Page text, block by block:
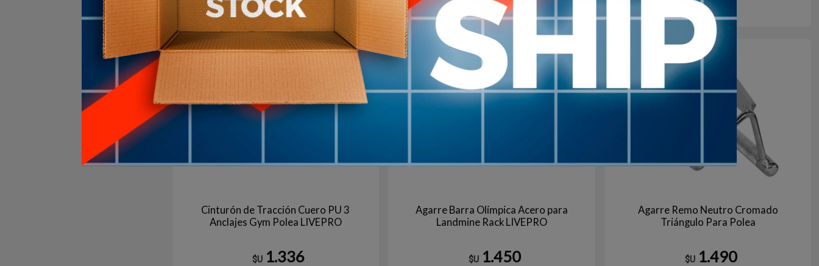
Agotado | sin fecha de arribo
Aún no está disponible
Cinturón de Tracción Cuero PU 3
Anclajes Gym Polea LIVEPRO
$U 1.336
Agotado | sin fecha de arribo
Aún no está disponible
Agarre Barra Olímpica Acero para
Landmine Rack LIVEPRO
$U 1.450
Agotado | sin fecha de arribo
Agarre Remo Neutro Cromado
Triángulo Para Polea
$U 1.490